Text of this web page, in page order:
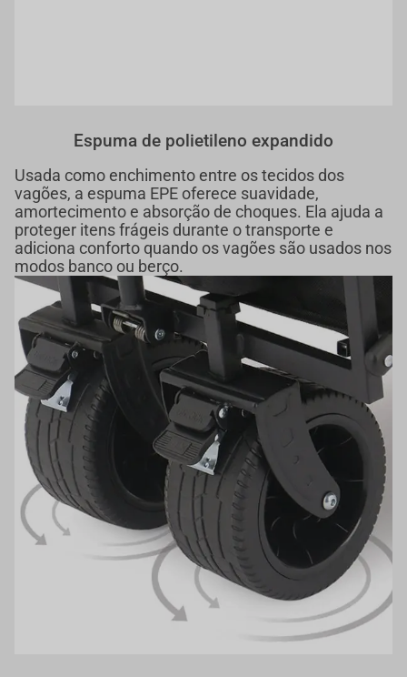
Espuma de polietileno expandido
Usada como enchimento entre os tecidos dos
vagões, a espuma EPE oferece suavidade,
amortecimento e absorção de choques. Ela ajuda a
proteger itens frágeis durante o transporte e
adiciona conforto quando os vagões são usados nos
modos banco ou berço.